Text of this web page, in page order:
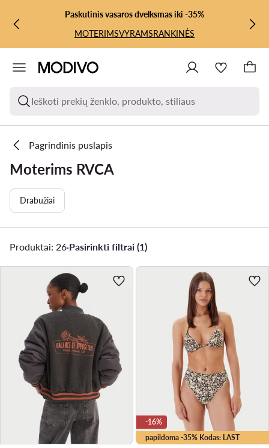
PEREITI PRIE PAGRINDINIO TURINIO
PEREITI Į PAIEŠKĄPaskutinis vasaros dvelksmas iki -35%
MOTERIMSVYRAMSRANKINĖS
Ieškoti prekių ženklo, produkto, stiliaus
Pagrindinis puslapis
Moterims RVCA
Drabužiai
Produktai: 26·Pasirinkti filtrai (1)
papildoma -35% Kodas: LAST
-16%